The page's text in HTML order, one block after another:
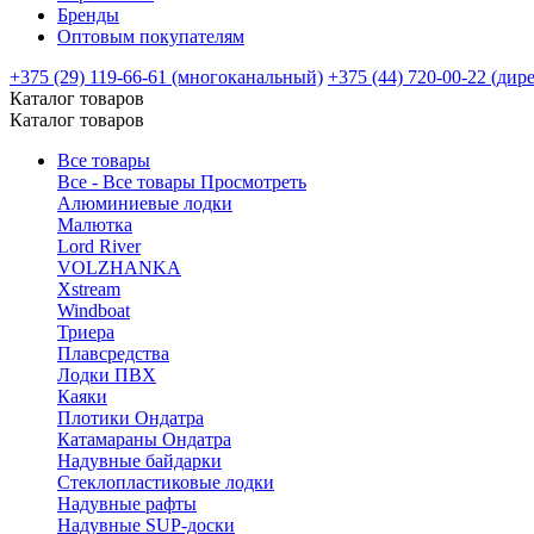
Бренды
Оптовым покупателям
+375 (29) 119-66-61 (многоканальный) +375 (44) 720-00-22
Каталог товаров
Каталог товаров
Все товары
Все - Все товары Просмотреть
Алюминиевые лодки
Малютка
Lord River
VOLZHANKA
Xstream
Windboat
Триера
Плавсредства
Лодки ПВХ
Каяки
Плотики Ондатра
Катамараны Ондатра
Надувные байдарки
Стеклопластиковые лодки
Надувные рафты
Надувные SUP-доски